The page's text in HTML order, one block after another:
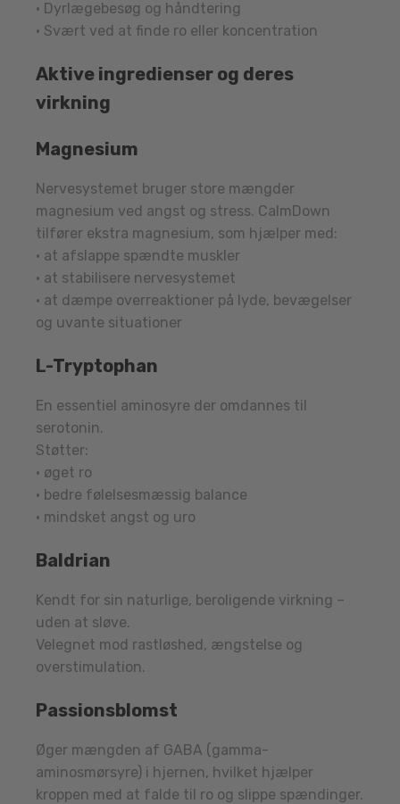
• Dyrlægebesøg og håndtering
• Svært ved at finde ro eller koncentration
Aktive ingredienser og deres
virkning
Magnesium
Nervesystemet bruger store mængder
magnesium ved angst og stress. CalmDown
tilfører ekstra magnesium, som hjælper med:
• at afslappe spændte muskler
• at stabilisere nervesystemet
• at dæmpe overreaktioner på lyde, bevægelser
og uvante situationer
L-Tryptophan
En essentiel aminosyre der omdannes til
serotonin.
Støtter:
• øget ro
• bedre følelsesmæssig balance
• mindsket angst og uro
Baldrian
Kendt for sin naturlige, beroligende virkning –
uden at sløve.
Velegnet mod rastløshed, ængstelse og
overstimulation.
Passionsblomst
Øger mængden af GABA (gamma-
aminosmørsyre) i hjernen, hvilket hjælper
kroppen med at falde til ro og slippe spændinger.